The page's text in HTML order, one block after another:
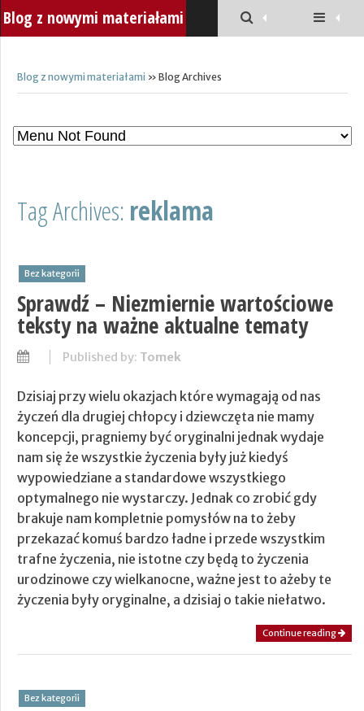
Blog z nowymi materiałami
Blog z nowymi materiałami » Blog Archives
Tag Archives: reklama
Bez kategorii
Sprawdź – Niezmiernie wartościowe
teksty na ważne aktualne tematy
Published by: Tomek
Dzisiaj przy wielu okazjach które wymagają od nas
życzeń dla drugiej chłopcy i dziewczęta nie mamy
koncepcji, pragniemy być oryginalni jednak wydaje
nam się że wszystkie życzenia były już kiedyś
wypowiedziane a standardowe wszystkiego
optymalnego nie wystarczy. Jednak co zrobić gdy
brakuje nam kompletnie pomysłów na to żeby
przekazać komuś bardzo ładne i przede wszystkim
trafne życzenia, nie istotne czy będą to życzenia
urodzinowe czy wielkanocne, ważne jest to ażeby te
życzenia były oryginalne, a dzisiaj o takie niełatwo.
Continue reading
Bez kategorii